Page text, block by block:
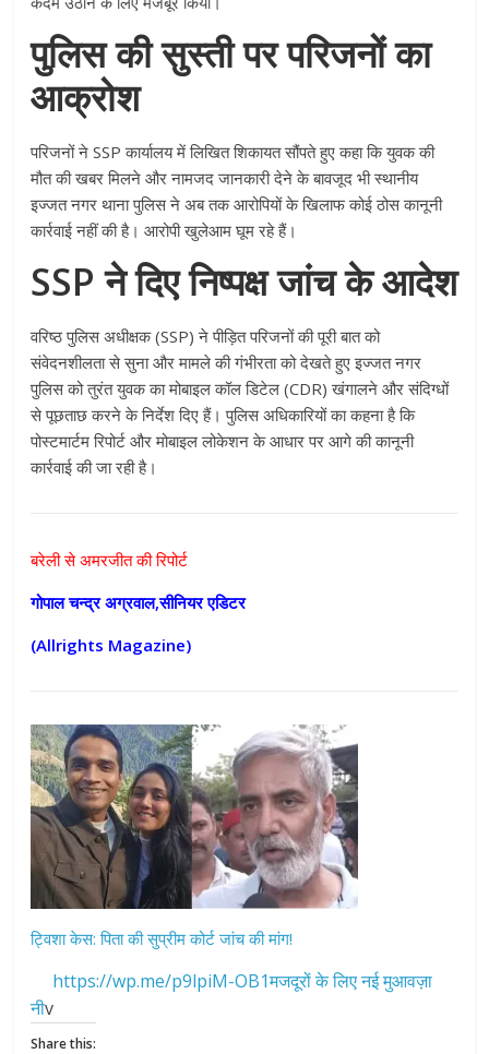
पुलिस की सुस्ती पर परिजनों का
आक्रोश
परिजनों ने SSP कार्यालय में लिखित शिकायत सौंपते हुए कहा कि युवक की
मौत की खबर मिलने और नामजद जानकारी देने के बावजूद भी स्थानीय
इज्जत नगर थाना पुलिस ने अब तक आरोपियों के खिलाफ कोई ठोस कानूनी
कार्रवाई नहीं की है। आरोपी खुलेआम घूम रहे हैं।
SSP ने दिए निष्पक्ष जांच के आदेश
वरिष्ठ पुलिस अधीक्षक (SSP) ने पीड़ित परिजनों की पूरी बात को
संवेदनशीलता से सुना और मामले की गंभीरता को देखते हुए इज्जत नगर
पुलिस को तुरंत युवक का मोबाइल कॉल डिटेल (CDR) खंगालने और संदिग्धों
से पूछताछ करने के निर्देश दिए हैं। पुलिस अधिकारियों का कहना है कि
पोस्टमार्टम रिपोर्ट और मोबाइल लोकेशन के आधार पर आगे की कानूनी
कार्रवाई की जा रही है।
बरेली से अमरजीत की रिपोर्ट
गोपाल चन्द्र अग्रवाल,सीनियर एडिटर
(Allrights Magazine)
ट्विशा केस: पिता की सुप्रीम कोर्ट जांच की मांग!
https://wp.me/p9lpiM-OB1मजदूरों के लिए नई मुआवज़ा
नीv
Share this: